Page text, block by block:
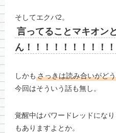
そしてエクバ2。
言ってることマキオン
ん！！！！！！！！！！
しかも さっきは読み合いがど
今回はそういう話も無し。
覚醒中はパワードレッドにな
もありますよとか。